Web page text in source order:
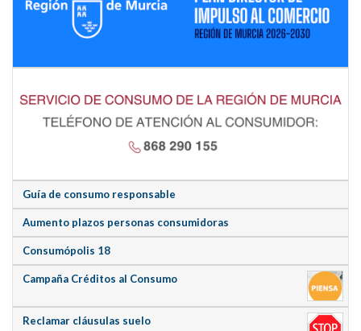
Guía de consumo responsable
Aumento plazos personas consumidoras
Consumópolis 18
Campaña Créditos al Consumo
Reclamar cláusulas suelo